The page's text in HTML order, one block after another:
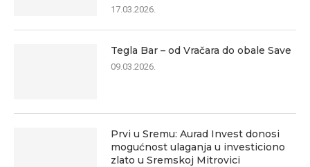
17.03.2026.
Tegla Bar – od Vračara do obale Save
09.03.2026.
Prvi u Sremu: Aurad Invest donosi
mogućnost ulaganja u investiciono
zlato u Sremskoj Mitrovici